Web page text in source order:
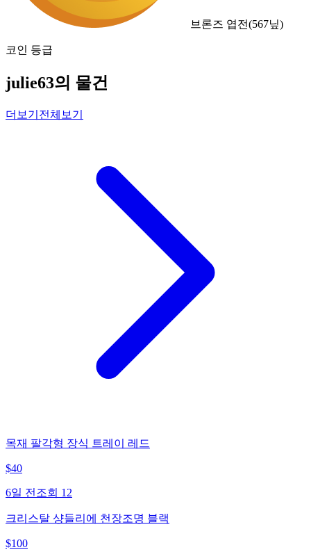
브론즈 엽전(567닢)
코인 등급
julie63의 물건
더보기 전체보기
목재 팔각형 장식 트레이 레드
$40
6일 전 조회 12
크리스탈 샹들리에 천장조명 블랙
$100